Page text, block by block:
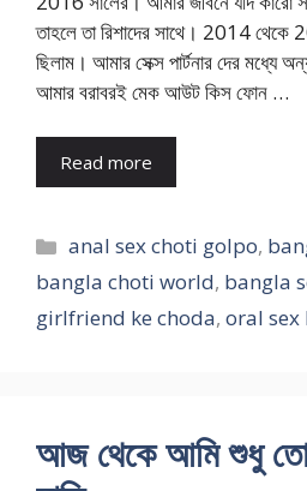
তাহলে তা রিশাদের সাথে। 2014 থেকে
ছিলাম। আমার সেক্স পার্টনার দের মধ্যে
আমার বরাবরই মেক আউট কিস ফোন …
Read more
Categories
anal sex choti golpo,
bangla choti world, bangla
girlfriend ke choda, oral sex
আজ থেকে আমি শুধু